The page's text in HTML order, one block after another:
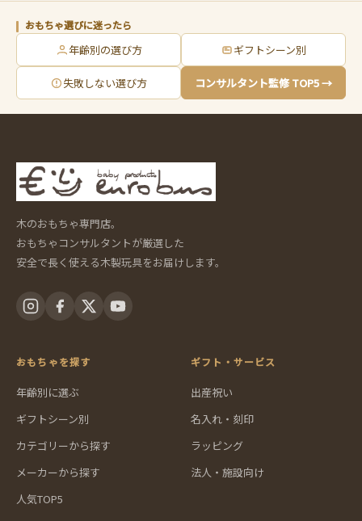
おもちゃ選びに迷ったら
年齢別の選び方 ギフトシーン別
失敗しない選び方 コンサルタント監修 TOP5 →
木のおもちゃ専門店。
おもちゃコンサルタントが厳選した
安全で長く使える木製玩具をお届けします。
おもちゃを探す
年齢別に選ぶ
ギフトシーン別
カテゴリーから探す
メーカーから探す
人気TOP5
ギフト・サービス
出産祝い
名入れ・刻印
ラッピング
法人・施設向け